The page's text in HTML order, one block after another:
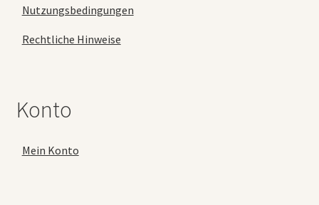
Nutzungsbedingungen
Rechtliche Hinweise
Konto
Mein Konto